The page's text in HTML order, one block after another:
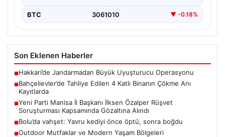
BTC 3061010 ▼ -0.18%
Son Eklenen Haberler
■Hakkari’de Jandarmadan Büyük Uyuşturucu Operasyonu
■Bahçelievler’de Tahliye Edilen 4 Katlı Binanın Çökme Anı
Kayıtlarda
■Yeni Parti Manisa İl Başkanı İlksen Özalper Rüşvet
Soruşturması Kapsamında Gözaltına Alındı
■Bolu’da vahşet: Yavru kediyi önce öptü, sonra boğdu
■Outdoor Mutfaklar ve Modern Yaşam Bölgeleri